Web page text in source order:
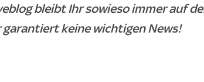
bleibt Ihr sowieso immer auf
garantiert keine wichtigen News!